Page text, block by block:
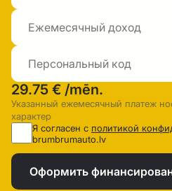
29.75 € /mēn.
Указанный ежемесячный платеж
характер
Я согласен с политикой
brumbrumauto.lv
Оформить